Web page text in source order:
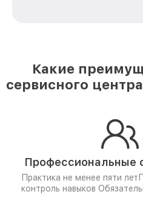
Какие
сервисного
Профессиональные
Практика не менее пяти лет
контроль навыков